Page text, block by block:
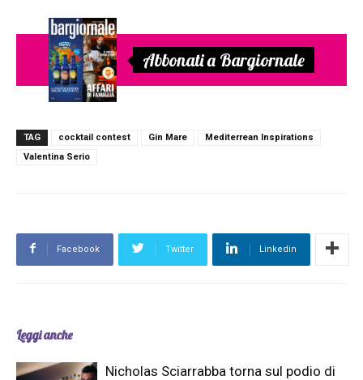
Abbonati a Bargiornale
TAG cocktail contest Gin Mare
Mediterrean Inspirations
Valentina Serio
Facebook Twitter Linkedin
Leggi anche
Nicholas Sciarrabba torna sul podio di